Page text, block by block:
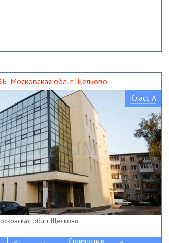
Московская обл. г Щёлково
Класс A
обл. г Щёлково
Стоимость в